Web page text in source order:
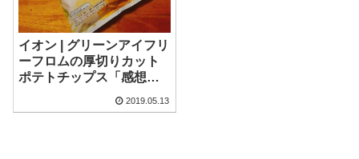
イオン | グリーンアイフリ
ーフロムの厚切りカット
ポテトチップス「感想・
2019.05.13